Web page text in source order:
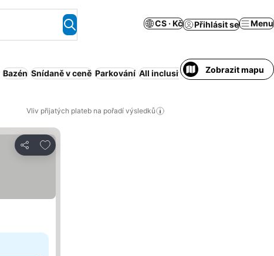
CS · Kč Přihlásit se Menu
Bazén Snídaně v ceně Parkování All inclusive Obsluhovaný
Zobrazit mapu
Vliv přijatých plateb na pořadí výsledků
Sdílet
Přidat na seznam oblíbených hotelů